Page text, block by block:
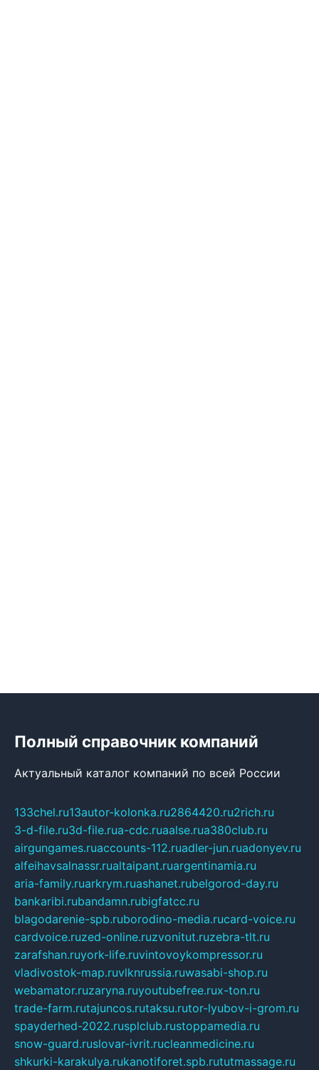
Полный справочник компаний
Актуальный каталог компаний по всей России
133chel.ru13autor-kolonka.ru2864420.ru2rich.ru
3-d-file.ru3d-file.rua-cdc.ruaalse.rua380club.ru
airgungames.ruaccounts-112.ruadler-jun.ruadonyev.ru
alfeihavsalnassr.rualtaipant.ruargentinamia.ru
aria-family.ruarkrym.ruashanet.rubelgorod-day.ru
bankaribi.rubandamn.rubigfatcc.ru
blagodarenie-spb.ruborodino-media.rucard-voice.ru
cardvoice.ruzed-online.ruzvonitut.ruzebra-tlt.ru
zarafshan.ruyork-life.ruvintovoykompressor.ru
vladivostok-map.ruvlknrussia.ruwasabi-shop.ru
webamator.ruzaryna.ruyoutubefree.rux-ton.ru
trade-farm.rutajuncos.rutaksu.rutor-lyubov-i-grom.ru
spayderhed-2022.rusplclub.rustoppamedia.ru
snow-guard.ruslovar-ivrit.rucleanmedicine.ru
shkurki-karakulya.rukanotiforet.spb.rututmassage.ru